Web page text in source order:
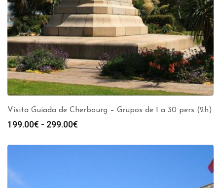
Visita Guiada de Cherbourg – Grupos de 1 a 30 pers (2h)
199.00€ - 299.00€
precios: